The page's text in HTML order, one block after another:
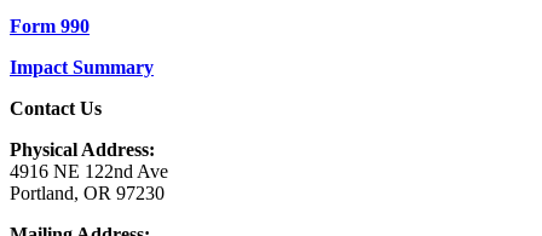
Form 990
Impact Summary
Contact Us
Physical Address:
4916 NE 122nd Ave
Portland, OR 97230